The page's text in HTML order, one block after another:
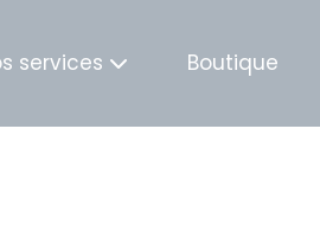
services Boutique